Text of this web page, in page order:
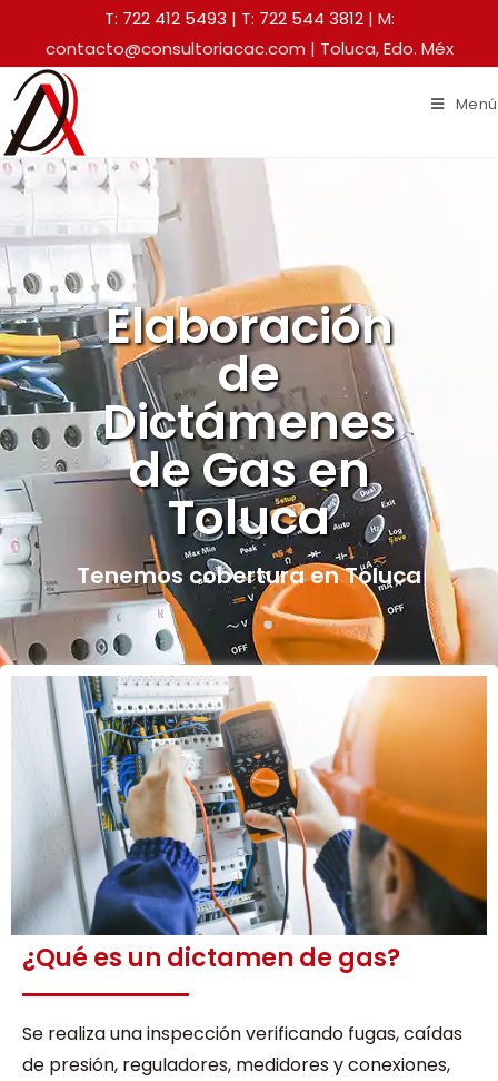
T: 722 412 5493 | T: 722 544 3812| M:
contacto@consultoriacac.com | Toluca, Edo. Méx
Menú
Elaboración
de
Dictámenes
de Gas en
Toluca
Tenemos cobertura en Toluca
¿Qué es un dictamen de gas?
Se realiza una inspección verificando fugas, caídas
de presión, reguladores, medidores y conexiones,